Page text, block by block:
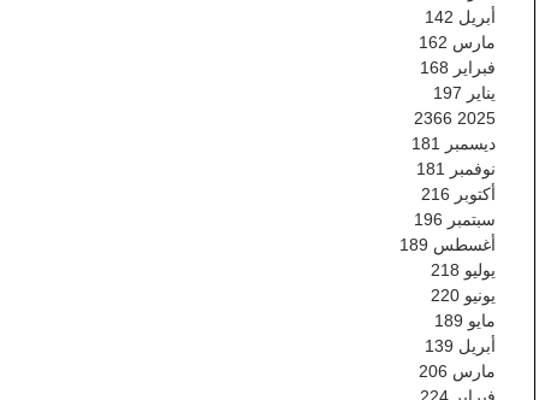
أبريل 142
مارس 162
فبراير 168
يناير 197
2025
2366
ديسمبر
181
نوفمبر
181
أكتوبر 216
سبتمبر 196
أغسطس 189
يوليو 218
يونيو 220
مايو 189
أبريل 139
مارس 206